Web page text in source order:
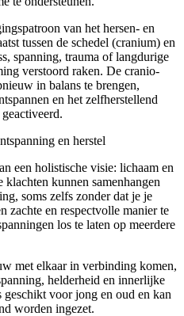
van het hersen- en
tussen de schedel (cranium) en
spanning, trauma of langdurige
verstoord raken. De cranio-
in balans te brengen,
en het zelfherstellend
en herstel
een holistische visie: lichaam en
klachten kunnen samenhangen
soms zelfs zonder dat je je
zachte en respectvolle manier te
los te laten op meerdere
met elkaar in verbinding komen,
helderheid en innerlijke
geschikt voor jong en oud en kan
worden ingezet.